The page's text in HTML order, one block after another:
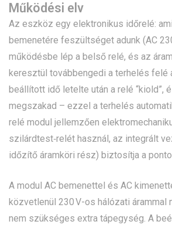
Működési elv
Az eszköz egy elektronikus időrelé:
bemenetére feszültséget adunk (AC
működésbe lép a belső relé, és az
keresztül továbbengedi a terhelés felé
beállított idő letelte után a relé “kiold”,
megszakad – ezzel a terhelés
relé modul jellemzően
szilárdtest‑relét használ, az integrált
időzítő áramköri rész) biztosítja a
A modul AC bemenettel és AC
közvetlenül 230 V-os hálózati árammal
nem szükséges extra tápegység. A